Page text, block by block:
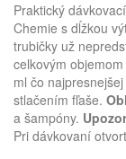
Praktický
Chemie s dĺžkou
trubičky už
celkovým
ml čo
stlačením fľaše.
a šampóny.
Pri dávkovaní